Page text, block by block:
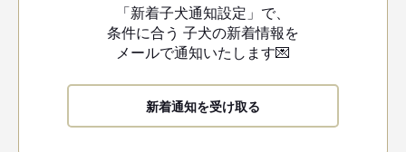
「新着子犬通知設定」で、
条件に合う 子犬の新着情報を
メールで通知いたします💌
新着通知を受け取る